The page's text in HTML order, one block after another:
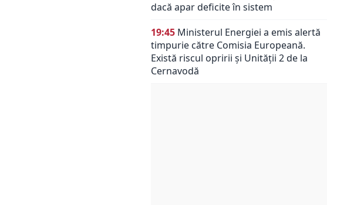
dacă apar deficite în sistem
19:45 Ministerul Energiei a emis alertă
timpurie către Comisia Europeană.
Există riscul opririi și Unității 2 de la
Cernavodă